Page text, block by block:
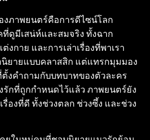
งภาพยนตร์คือการดีไซน์โลก
ดูมีเสน่ห์และสมจริง ทั้งฉาก
งกาย และการเล่าเรื่องที่พาเรา
นิยายแบบคลาสสิก แต่แทรกมุมมอง
งคำถามกับบทบาทของตัวละคร
รักที่ถูกกำหนดไว้แล้ว ภาพยนตร์ยัง
รื่องที่ดี ทั้งช่วงตลก ช่วงซึ้ง และช่วง